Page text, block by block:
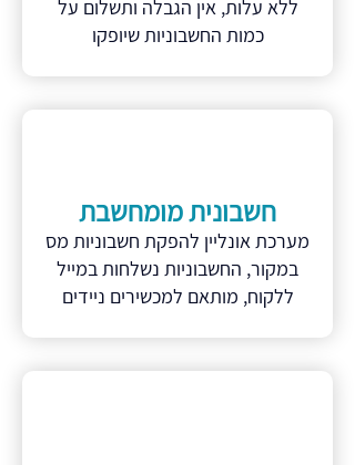
ללא עלות, אין הגבלה ותשלום על
כמות החשבוניות שיופקו
חשבונית מומחשבת
מערכת אונליין להפקת חשבוניות מס
במקור, החשבוניות נשלחות במייל
ללקוח, מותאם למכשירים ניידים